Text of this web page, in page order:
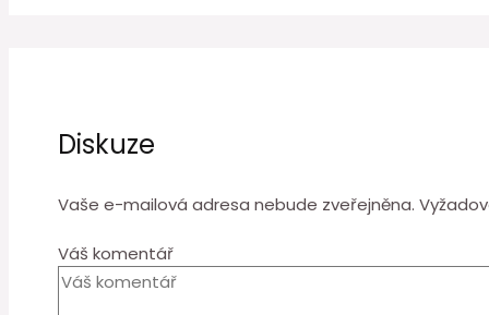
Diskuze
Vaše e-mailová adresa nebude zveřejněna.
Váš komentář